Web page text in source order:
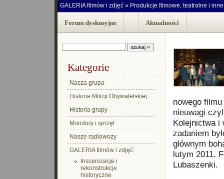
GALERIA filmów i zdjęć » Produkcje filmowe, teatralne i inne
Forum dyskusyjne Aktualności
Kategorie
Nasza grupa
Historia Milicji Obywatelskiej
Historia grupy
Mundury i sprzęt
Nasze radiowozy
GALERIA filmów i zdjęć
Inscenizacje i
rekonstrukcje
historyczne
nowego
nieuwagi
Kolejnictwa i
zadaniem
głównym
lutym 2011.
Lubaszenki.